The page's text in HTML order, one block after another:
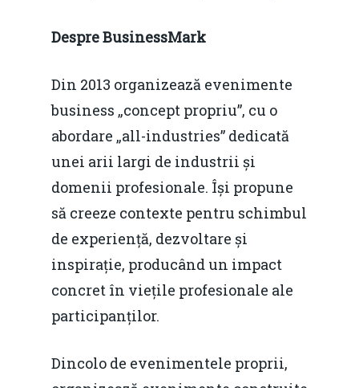
Despre BusinessMark
Din 2013 organizează evenimente
business „concept propriu”, cu o
abordare „all-industries” dedicată
unei arii largi de industrii și
domenii profesionale. Își propune
să creeze contexte pentru schimbul
de experiență, dezvoltare și
inspirație, producând un impact
concret în viețile profesionale ale
participanților.
Dincolo de evenimentele proprii,